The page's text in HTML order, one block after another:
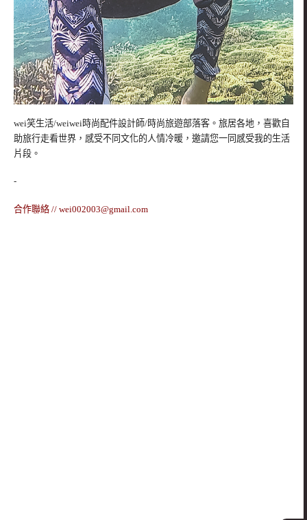
wei笑生活/weiwei時尚配件設計師/時尚旅遊部落客。旅居各地，喜歡自
助旅行走看世界，感受不同文化的人情冷暖，邀請您一同感受我的生活
片段。
-
合作聯絡 // wei002003@gmail.com